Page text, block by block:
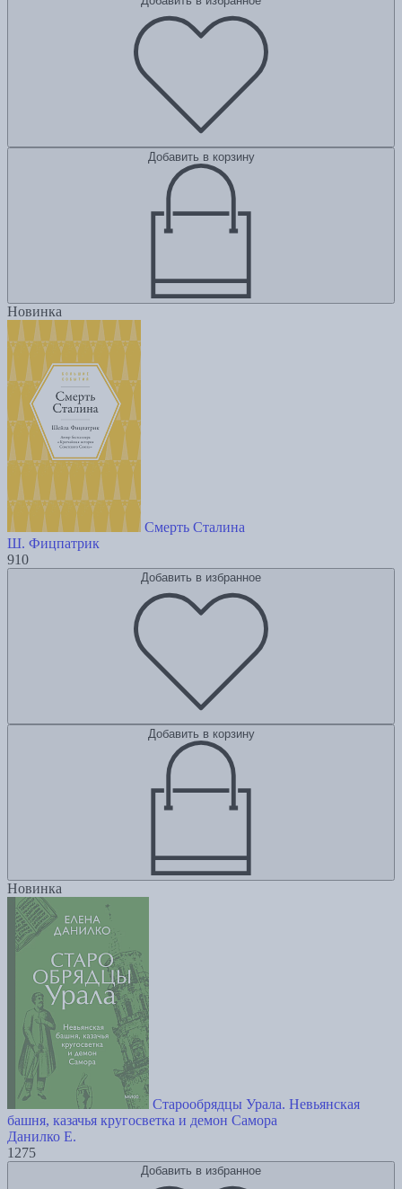
Добавить в корзину
Новинка
Смерть Сталина
Ш. Фицпатрик
910
Добавить в избранное
Добавить в корзину
Новинка
Старообрядцы Урала. Невьянская
башня, казачья кругосветка и демон Самора
Данилко Е.
1275
Добавить в избранное